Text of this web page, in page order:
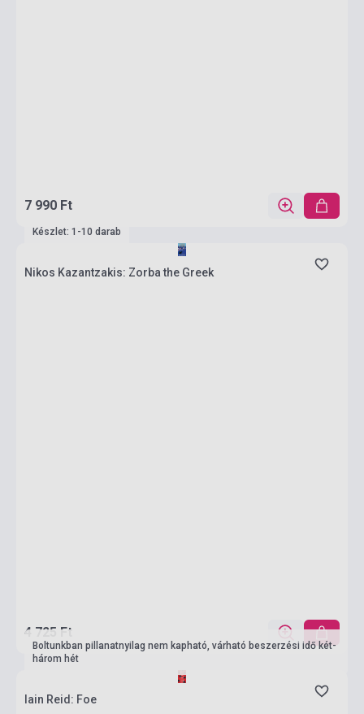
7 990 Ft
Készlet: 1-10 darab
Nikos Kazantzakis: Zorba the Greek
4 725 Ft
Boltunkban pillanatnyilag nem kapható, várható beszerzési idő két-
három hét
Iain Reid: Foe